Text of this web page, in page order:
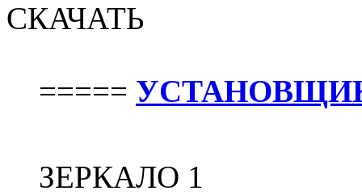
СКАЧАТЬ
=====
ЗЕРКАЛО 1